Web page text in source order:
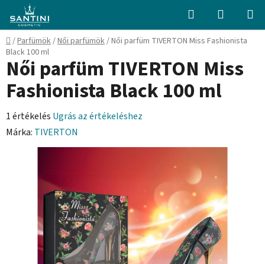
fő
tartalomhoz
Keresés KOSÁR
Kezdőlap
/Parfümök/Női parfümök/Női parfüm TIVERTON Miss Fashionista
Black 100 ml
Női parfüm TIVERTON Miss
Fashionista Black 100 ml
A
termék
1 értékelés Ugrás az értékeléshez
Márka: TIVERTON